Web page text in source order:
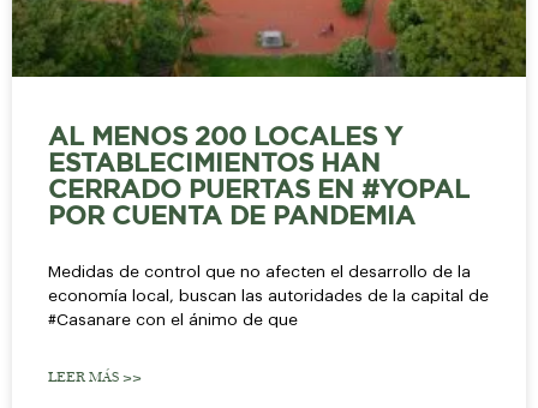
AL MENOS 200 LOCALES Y
ESTABLECIMIENTOS HAN
CERRADO PUERTAS EN #YOPAL
POR CUENTA DE PANDEMIA
Medidas de control que no afecten el desarrollo de la
economía local, buscan las autoridades de la capital de
#Casanare con el ánimo de que
LEER MÁS >>